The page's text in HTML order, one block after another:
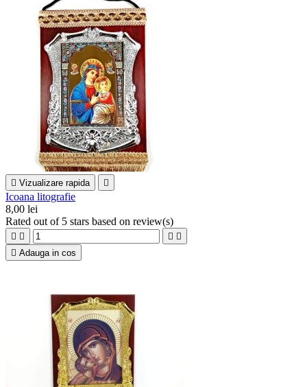
 Vizualizare rapida 
Icoana litografie
8,00 lei
Rated out of 5 stars based on review(s)
   
 Adauga in cos